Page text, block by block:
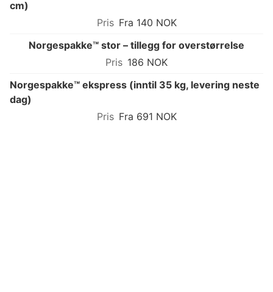
cm)
Fra 140 NOK
Norgespakke™ stor – tillegg for overstørrelse
186 NOK
Norgespakke™ ekspress (inntil 35 kg, levering neste
dag)
Fra 691 NOK